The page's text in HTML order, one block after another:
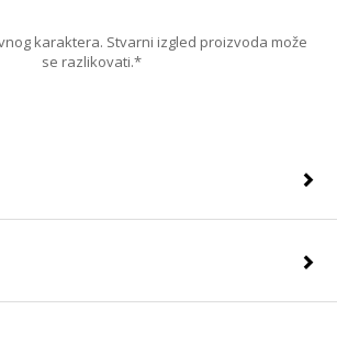
karaktera. Stvarni izgled proizvoda može
se razlikovati.*